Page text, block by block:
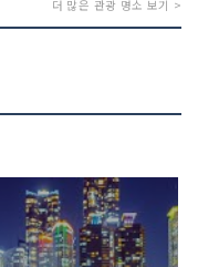
더 많은 관광 명소 보기 >